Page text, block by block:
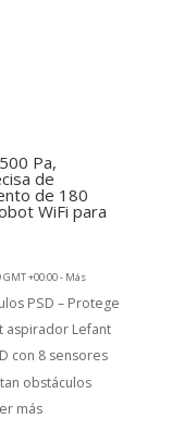
Pa,
de
de 180
WiFi para
+00:00 - Más
PSD – Protege
aspirador Lefant
con 8 sensores
obstáculos
más